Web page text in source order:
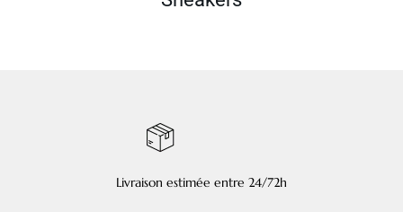
Livraison estimée entre 24/72h